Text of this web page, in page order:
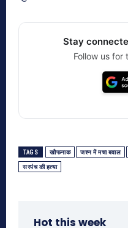
Stay
Follow us for
TAGS खौफनाक जश्न में मचा बवाल
सरपंच की हत्या
Hot this week